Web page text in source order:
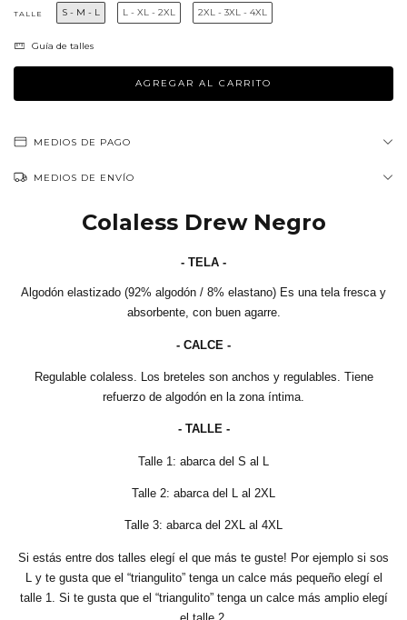
TALLE S - M - L L - XL - 2XL 2XL - 3XL - 4XL
Guía de talles
MEDIOS DE PAGO
MEDIOS DE ENVÍO
Colaless Drew Negro
- TELA -
Algodón elastizado (92% algodón / 8% elastano) Es una tela fresca y
absorbente, con buen agarre.
- CALCE -
Regulable colaless. Los breteles son anchos y regulables. Tiene
refuerzo de algodón en la zona íntima.
- TALLE -
Talle 1: abarca del S al L
Talle 2: abarca del L al 2XL
Talle 3: abarca del 2XL al 4XL
Si estás entre dos talles elegí el que más te guste! Por ejemplo si sos
L y te gusta que el “triangulito” tenga un calce más pequeño elegí el
talle 1. Si te gusta que el “triangulito” tenga un calce más amplio elegí